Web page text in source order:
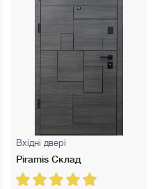
Вхідні двері
Piramis Склад